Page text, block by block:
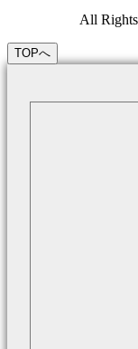
All
TOPへ